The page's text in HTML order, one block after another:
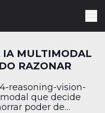
IA MULTIMODAL
RAZONAR
reasoning-vision-
que decide
poder de